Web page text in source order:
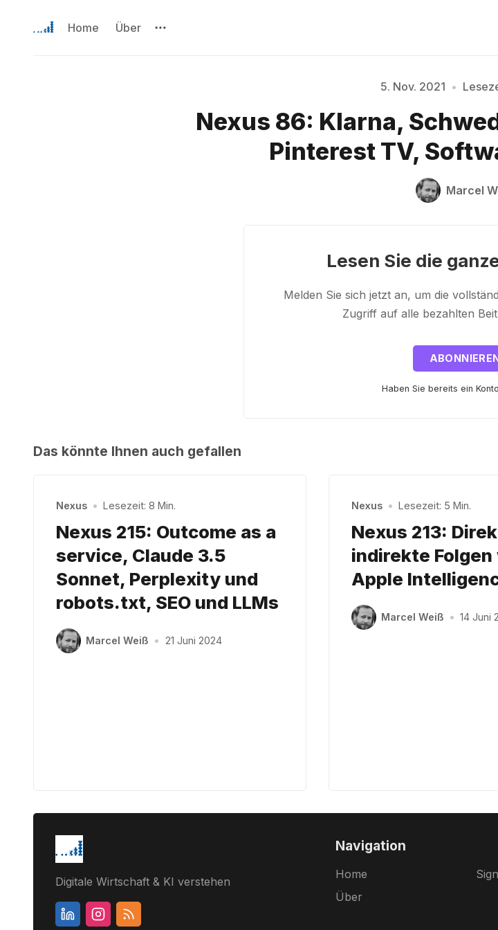
Home Über
Bitte geben Sie mindestens
5. Nov. 2021 •
Nexus 86: Klarna,
Pinterest TV,
Marcel
Lesen Sie die
Melden Sie sich jetzt an, um die
Zugriff auf alle bezahlten
Haben Sie bereits ein
Das könnte Ihnen auch gefallen
Nexus • Lesezeit: 8 Min.
Nexus 215: Outcome as a
service, Claude 3.5
Sonnet, Perplexity und
robots.txt, SEO und LLMs
Marcel Weiß • 21 Juni 2024
Nexus • Lesezeit: 5 Min.
Nexus 213:
indirekte Folgen
Apple
Marcel Weiß • 14 Juni
Digitale Wirtschaft & KI verstehen
Navigation
Home
Über